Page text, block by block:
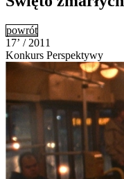
powrót
17’ / 2011
Konkurs Perspektywy